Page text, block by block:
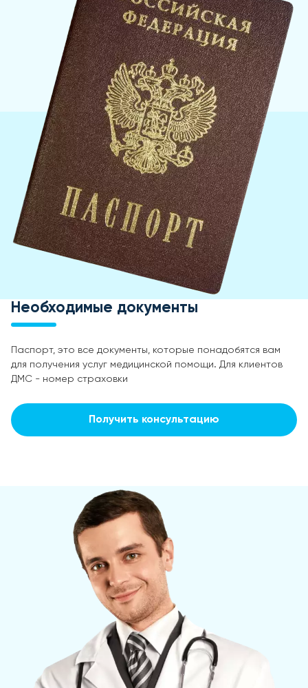
Необходимые документы
Паспорт, это все документы, которые понадобятся вам
для получения услуг медицинской помощи. Для клиентов
ДМС - номер страховки
Получить консультацию